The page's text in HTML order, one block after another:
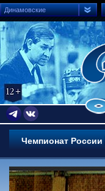
Динамовские
Чемпионат России